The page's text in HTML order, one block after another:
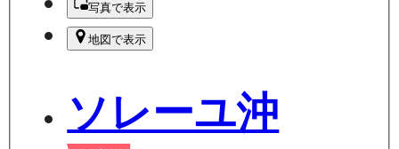
写真で表示
地図で表示
ソレーユ沖